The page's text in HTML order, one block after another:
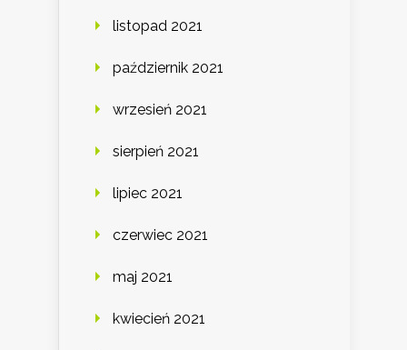
listopad 2021
październik 2021
wrzesień 2021
sierpień 2021
lipiec 2021
czerwiec 2021
maj 2021
kwiecień 2021